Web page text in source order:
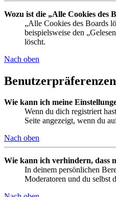
Wozu ist die „Alle Cookies des
„Alle Cookies des Boards
beispielsweise den
löscht.
Nach oben
Wie kann ich meine
Wenn du dich registriert
Seite angezeigt, wenn du
Nach oben
Wie kann ich verhindern, dass
In deinem persönlichen
Moderatoren und du selbst